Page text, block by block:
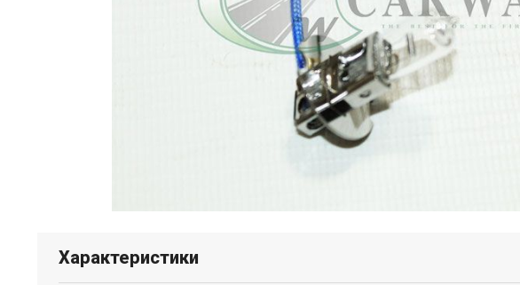
Характеристики